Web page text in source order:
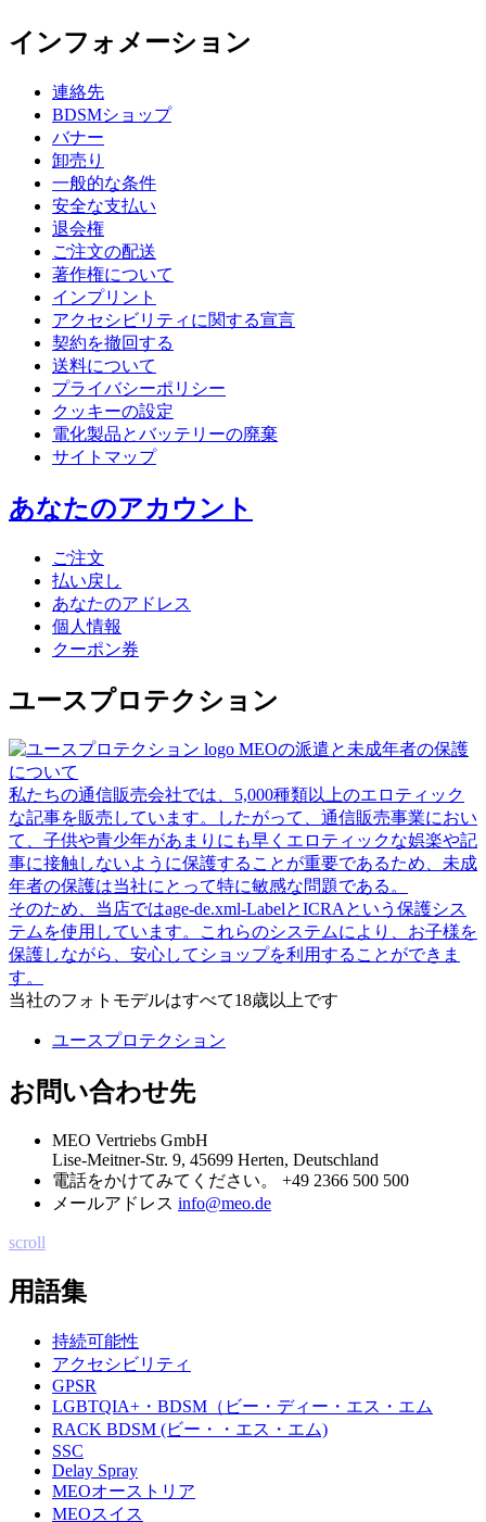
インフォメーション
連絡先
BDSMショップ
バナー
卸売り
一般的な条件
安全な支払い
退会権
ご注文の配送
著作権について
インプリント
アクセシビリティに関する宣言
契約を撤回する
送料について
プライバシーポリシー
クッキーの設定
電化製品とバッテリーの廃棄
サイトマップ
あなたのアカウント
ご注文
払い戻し
あなたのアドレス
個人情報
クーポン券
ユースプロテクション
MEOの派遣と未成年者の保護
について
私たちの通信販売会社では、5,000種類以上のエロティック
な記事を販売しています。したがって、通信販売事業におい
て、子供や青少年があまりにも早くエロティックな娯楽や記
事に接触しないように保護することが重要であるため、未成
年者の保護は当社にとって特に敏感な問題である。
そのため、当店ではage-de.xml-LabelとICRAという保護シス
テムを使用しています。これらのシステムにより、お子様を
保護しながら、安心してショップを利用することができま
す。
当社のフォトモデルはすべて18歳以上です
ユースプロテクション
お問い合わせ先
MEO Vertriebs GmbH
Lise-Meitner-Str. 9, 45699 Herten, Deutschland
電話をかけてみてください。 +49 2366 500 500
メールアドレス info@meo.de
scroll
用語集
持続可能性
アクセシビリティ
GPSR
LGBTQIA+・BDSM（ビー・ディー・エス・エム
RACK BDSM (ビー・・エス・エム)
SSC
Delay Spray
MEOオーストリア
MEOスイス